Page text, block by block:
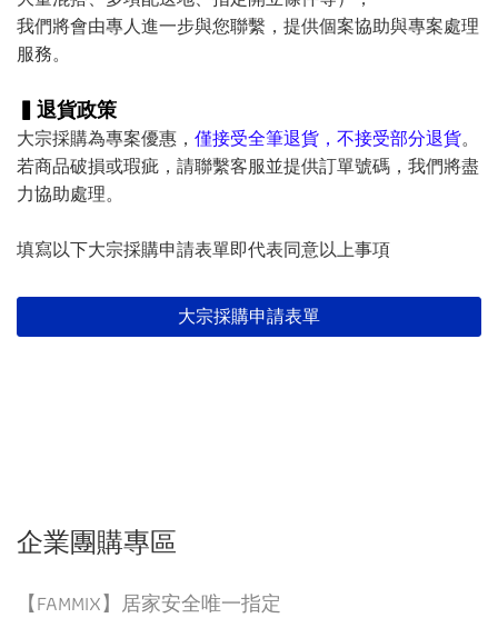
我們將會由專人進一步與您聯繫，提供個案協助與專案處理
服務。
▍退貨政策
大宗採購為專案優惠， 僅接受全筆退貨，不接受部分退貨。
若商品破損或瑕疵，請聯繫客服並提供訂單號碼，我們將盡
力協助處理。
填寫以下大宗採購申請表單即代表同意以上事項
大宗採購申請表單
企業團購專區
【FAMMIX】居家安全唯一指定